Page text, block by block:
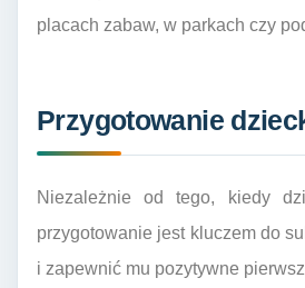
placach zabaw, w parkach czy
Przygotowanie
Niezależnie od tego, kiedy
przygotowanie jest kluczem do
i zapewnić mu pozytywne